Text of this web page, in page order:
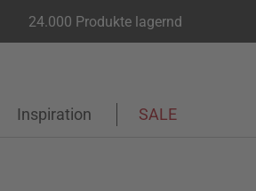
24.000 Produkte lagernd
Inspiration SALE